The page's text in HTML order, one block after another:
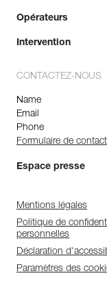
Opérateurs
Intervention
CONTACTEZ-NOUS
Name
Email
Phone
Formulaire de contact
Espace presse
Mentions légales
Politique de
personnelles
Déclaration
Paramètres des